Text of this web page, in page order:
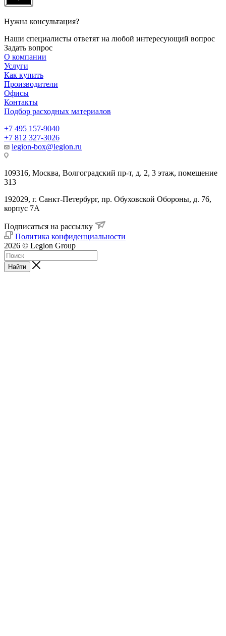
Нужна консультация?
Наши специалисты ответят на любой интересующий вопрос
Задать вопрос
О компании
Услуги
Как купить
Производители
Офисы
Контакты
Подбор расходных материалов
+7 495 157-9040
+7 812 327-3026
legion-box@legion.ru
109316, Москва, Волгоградский пр-т, д. 2, 3 этаж, помещение
313
192029, г. Санкт-Петербург, пр. Обуховской Обороны, д. 76,
корпус 7А
Подписаться на рассылку
Политика конфиденциальности
2026 © Legion Group
Найти